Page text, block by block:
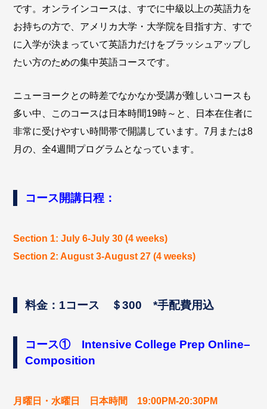
です。オンラインコースは、すでに中級以上の英語力を
お持ちの方で、アメリカ大学・大学院を目指す方、すで
に入学が決まっていて英語力だけをブラッシュアップし
たい方のための集中英語コースです。
ニューヨークとの時差でなかなか受講が難しいコースも
多い中、このコースは日本時間19時～と、日本在住者に
非常に受けやすい時間帯で開講しています。7月または8
月の、全4週間プログラムとなっています。
コース開講日程：
Section 1: July 6-July 30 (4 weeks)
Section 2: August 3-August 27 (4 weeks)
料金：1コース ＄300 *手配費用込
コース① Intensive College Prep Online–
Composition
月曜日・水曜日 日本時間 19:00PM-20:30PM